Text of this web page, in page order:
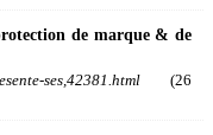
de marque & de
ses,42381.html (26